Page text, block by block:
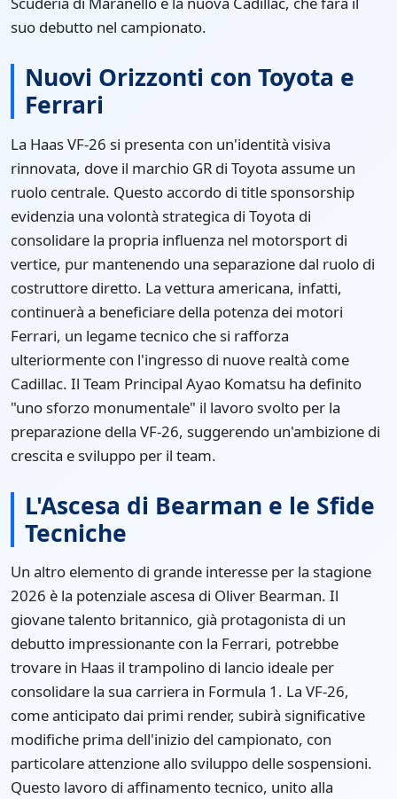
suo debutto nel campionato.
Nuovi Orizzonti con Toyota e
Ferrari
La Haas VF-26 si presenta con un'identità visiva
rinnovata, dove il marchio GR di Toyota assume un
ruolo centrale. Questo accordo di title sponsorship
evidenzia una volontà strategica di Toyota di
consolidare la propria influenza nel motorsport di
vertice, pur mantenendo una separazione dal ruolo di
costruttore diretto. La vettura americana, infatti,
continuerà a beneficiare della potenza dei motori
Ferrari, un legame tecnico che si rafforza
ulteriormente con l'ingresso di nuove realtà come
Cadillac. Il Team Principal Ayao Komatsu ha definito
"uno sforzo monumentale" il lavoro svolto per la
preparazione della VF-26, suggerendo un'ambizione di
crescita e sviluppo per il team.
L'Ascesa di Bearman e le Sfide
Tecniche
Un altro elemento di grande interesse per la stagione
2026 è la potenziale ascesa di Oliver Bearman. Il
giovane talento britannico, già protagonista di un
debutto impressionante con la Ferrari, potrebbe
trovare in Haas il trampolino di lancio ideale per
consolidare la sua carriera in Formula 1. La VF-26,
come anticipato dai primi render, subirà significative
modifiche prima dell'inizio del campionato, con
particolare attenzione allo sviluppo delle sospensioni.
Questo lavoro di affinamento tecnico, unito alla